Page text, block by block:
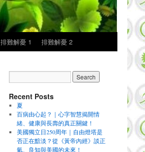
排難解憂 1 排難解憂 2
Recent Posts
夏
百病由心起？｜心字智慧揭開情
緒、健康與長壽的真正關鍵！
美國獨立日250周年｜自由燈塔是
否正在黯淡？從《黃帝內經》談正
氣、良知與美國的未來！